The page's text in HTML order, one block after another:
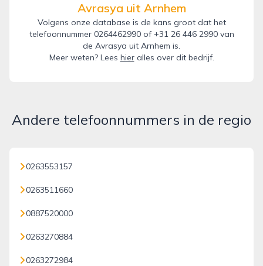
Avrasya uit Arnhem
Volgens onze database is de kans groot dat het
telefoonnummer 0264462990 of +31 26 446 2990 van
de Avrasya uit Arnhem is.
Meer weten? Lees hieralles over dit bedrijf.
Andere telefoonnummers in de regio
0263553157
0263511660
0887520000
0263270884
0263272984